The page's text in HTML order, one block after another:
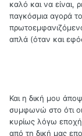
καλό και να είναι,
παγκόσμια αγορά
απλά (όταν και
Και η δική μου
συμφωνώ στο ότι
κυρίως λόγω
από τη δική μας